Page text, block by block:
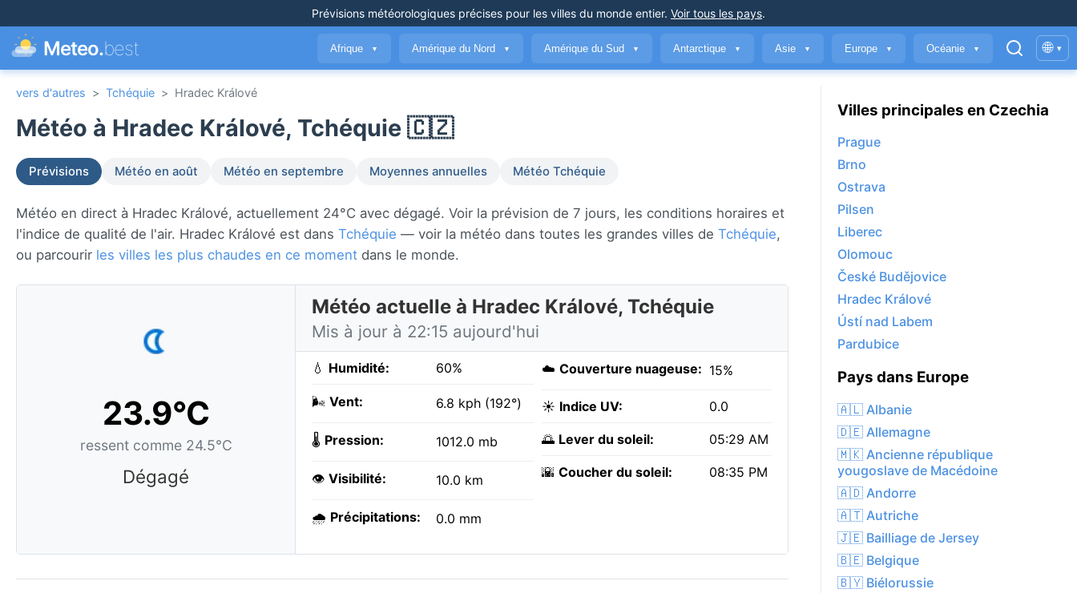
Prévisions météorologiques précises pour les villes du monde entier. Voir tous les pays.
Meteo.best Afrique ▼ Amérique du Nord ▼ Amérique du Sud ▼ Antarctique ▼ Asie ▼ Europe ▼ Océanie ▼ 🌐 ▾
vers d'autres > Tchéquie > Hradec Králové
Météo à Hradec Králové, Tchéquie 🇨🇿
Prévisions Météo en août Météo en septembre Moyennes annuelles Météo Tchéquie
Météo en direct à Hradec Králové, actuellement 24°C avec dégagé. Voir la prévision de 7 jours, les conditions horaires et
l'indice de qualité de l'air. Hradec Králové est dans Tchéquie — voir la météo dans toutes les grandes villes de Tchéquie,
ou parcourir les villes les plus chaudes en ce moment dans le monde.
23.9°C
ressent comme 24.5°C
Dégagé
Météo actuelle à Hradec Králové, Tchéquie
Mis à jour à 22:15 aujourd'hui
💧 Humidité: 60%
🌬️ Vent: 6.8 kph (192°)
🌡️ Pression: 1012.0 mb
👁️ Visibilité: 10.0 km
🌧️ Précipitations: 0.0 mm
☁️ Couverture nuageuse: 15%
☀️ Indice UV: 0.0
🌅 Lever du soleil: 05:29 AM
🌇 Coucher du soleil: 08:35 PM
Villes principales en Czechia
Prague
Brno
Ostrava
Pilsen
Liberec
Olomouc
České Budějovice
Hradec Králové
Ústí nad Labem
Pardubice
Pays dans Europe
🇦🇱 Albanie
🇩🇪 Allemagne
🇲🇰 Ancienne république
yougoslave de Macédoine
🇦🇩 Andorre
🇦🇹 Autriche
🇯🇪 Bailliage de Jersey
🇧🇪 Belgique
🇧🇾 Biélorussie